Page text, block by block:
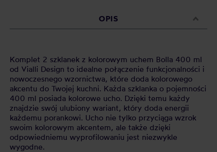
OPIS
Komplet 2 szklanek z kolorowym uchem Bolla 400 ml
od Vialli Design to idealne połączenie funkcjonalności i
nowoczesnego wzornictwa, które doda kolorowego
akcentu do Twojej kuchni. Każda szklanka o pojemności
400 ml posiada kolorowe ucho. Dzięki temu każdy
znajdzie swój ulubiony wariant, który doda energii
każdemu porankowi. Ucho nie tylko przyciąga wzrok
swoim kolorowym akcentem, ale także dzięki
odpowiedniemu wyprofilowaniu jest niezwykle
wygodne.